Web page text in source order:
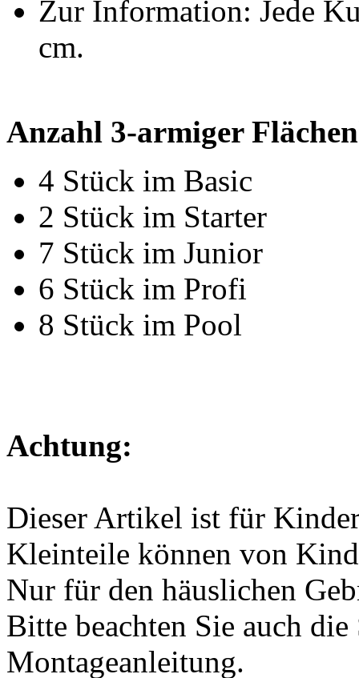
Zur Information: Jede
cm.
Anzahl 3-armiger
4 Stück im Basic
2 Stück im Starter
7 Stück im Junior
6 Stück im Profi
8 Stück im Pool
Achtung:
Dieser Artikel ist für
Kleinteile können von
Nur für den häuslichen
Bitte beachten Sie auch
Montageanleitung.